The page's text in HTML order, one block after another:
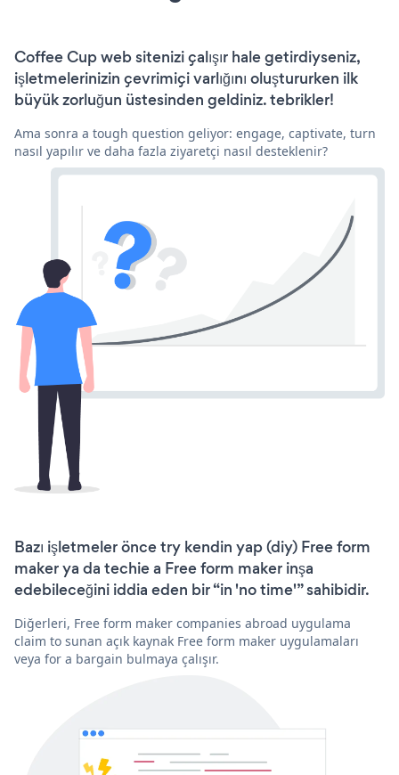
Coffee Cup web sitenizi çalışır hale getirdiyseniz,
işletmelerinizin çevrimiçi varlığını oluştururken ilk
büyük zorluğun üstesinden geldiniz. tebrikler!
Ama sonra a tough question geliyor: engage, captivate, turn
nasıl yapılır ve daha fazla ziyaretçi nasıl desteklenir?
Bazı işletmeler önce try kendin yap (diy) Free form
maker ya da techie a Free form maker inşa
edebileceğini iddia eden bir “in 'no time'” sahibidir.
Diğerleri, Free form maker companies abroad uygulama
claim to sunan açık kaynak Free form maker uygulamaları
veya for a bargain bulmaya çalışır.